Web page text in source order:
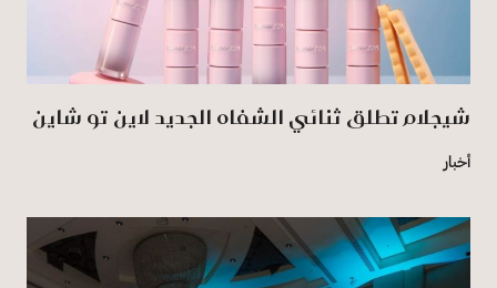
شيجلام تطلق ثنائي الشفاه الجديد لاين تو شاين
أخبار